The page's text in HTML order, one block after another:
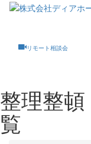
リモート相談会
整理整頓
覧